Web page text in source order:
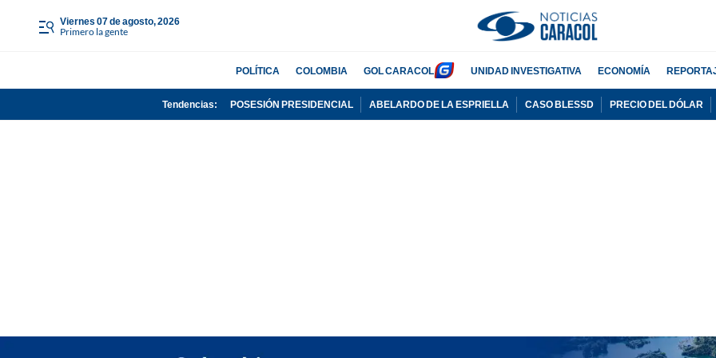
viernes 07 de agosto, 2026
Primero la gente
POLÍTICA COLOMBIA GOL CARACOL UNIDAD INVESTIGATIVA ECONOMÍA
Tendencias: POSESIÓN PRESIDENCIAL ABELARDO DE LA ESPRIELLA CASO BLESSD PRECIO DEL DÓLAR